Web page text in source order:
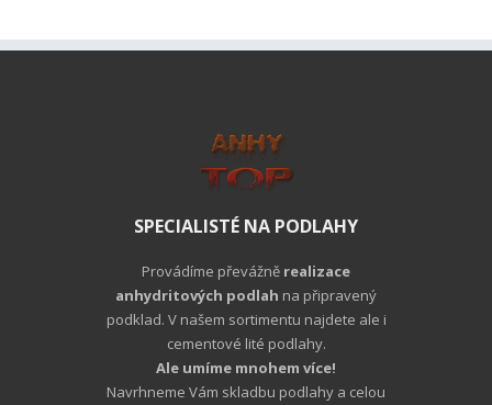
SPECIALISTÉ NA PODLAHY
Provádíme převážně realizace
anhydritových podlah na připravený
podklad. V našem sortimentu najdete ale i
cementové lité podlahy.
Ale umíme mnohem více!
Navrhneme Vám skladbu podlahy a celou